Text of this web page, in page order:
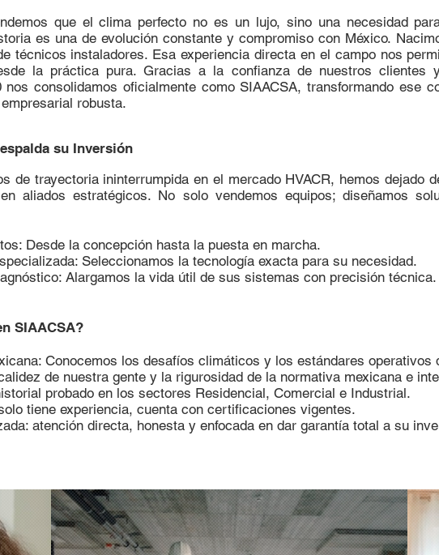
que el clima perfecto no es un lujo, sino una necesidad
es una de evolución constante y compromiso con México.
técnicos instaladores. Esa experiencia directa en el campo nos
la práctica pura. Gracias a la confianza de nuestros clientes
nos consolidamos oficialmente como SIAACSA, transformando ese
robusta.
su Inversión
de trayectoria ininterrumpida en el mercado HVACR, hemos dejado
aliados estratégicos. No solo vendemos equipos; diseñamos
Desde la concepción hasta la puesta en marcha.
Seleccionamos la tecnología exacta para su necesidad.
Alargamos la vida útil de sus sistemas con precisión técnica.
SIAACSA?
Conocemos los desafíos climáticos y los estándares operativos
de nuestra gente y la rigurosidad de la normativa mexicana e
probado en los sectores Residencial, Comercial e Industrial.
tiene experiencia, cuenta con certificaciones vigentes.
atención directa, honesta y enfocada en dar garantía total a su